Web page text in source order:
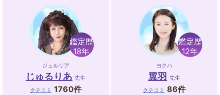
ーリング エネルギーワ
エネルギーワーク レイ
鑑定歴
18年
ジュルリア
じゅるりあ 先生
クチコミ 1760件
鑑定歴
12年
ヨクハ
翼羽 先生
クチコミ 86件